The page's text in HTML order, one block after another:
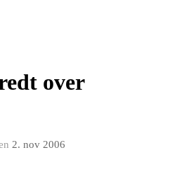
over
2. nov 2006